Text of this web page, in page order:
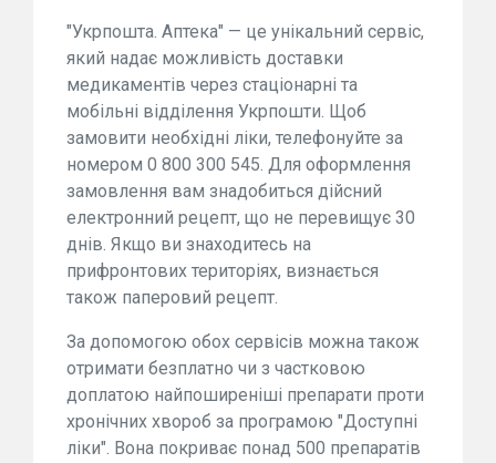
"Укрпошта. Аптека" — це унікальний сервіс,
який надає можливість доставки
медикаментів через стаціонарні та
мобільні відділення Укрпошти. Щоб
замовити необхідні ліки, телефонуйте за
номером 0 800 300 545. Для оформлення
замовлення вам знадобиться дійсний
електронний рецепт, що не перевищує 30
днів. Якщо ви знаходитесь на
прифронтових територіях, визнається
також паперовий рецепт.
За допомогою обох сервісів можна також
отримати безплатно чи з частковою
доплатою найпоширеніші препарати проти
хронічних хвороб за програмою "Доступні
ліки". Вона покриває понад 500 препаратів